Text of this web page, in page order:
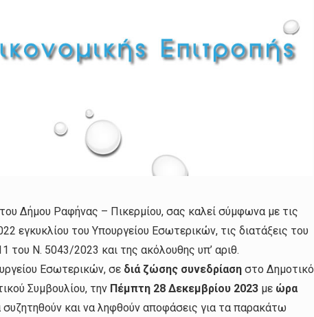
Δήμου Ραφήνας – Πικερμίου, σας καλεί σύμφωνα με τις
εγκυκλίου του Υπουργείου Εσωτερικών, τις διατάξεις του
Ν. 5043/2023 και της ακόλουθης υπ’ αριθ.
Εσωτερικών, σε διά ζώσης συνεδρίασηστο Δημοτικό
Συμβουλίου, την Πέμπτη 28 Δεκεμβρίου 2023 με ώρα
συζητηθούν και να ληφθούν αποφάσεις για τα παρακάτω